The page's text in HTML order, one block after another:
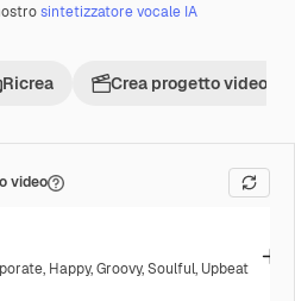
sintetizzatore vocale IA
Ricrea Crea progetto video
video
, Happy,Groovy,Soulful, Upbeat